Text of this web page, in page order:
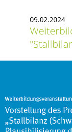
09.02.2024